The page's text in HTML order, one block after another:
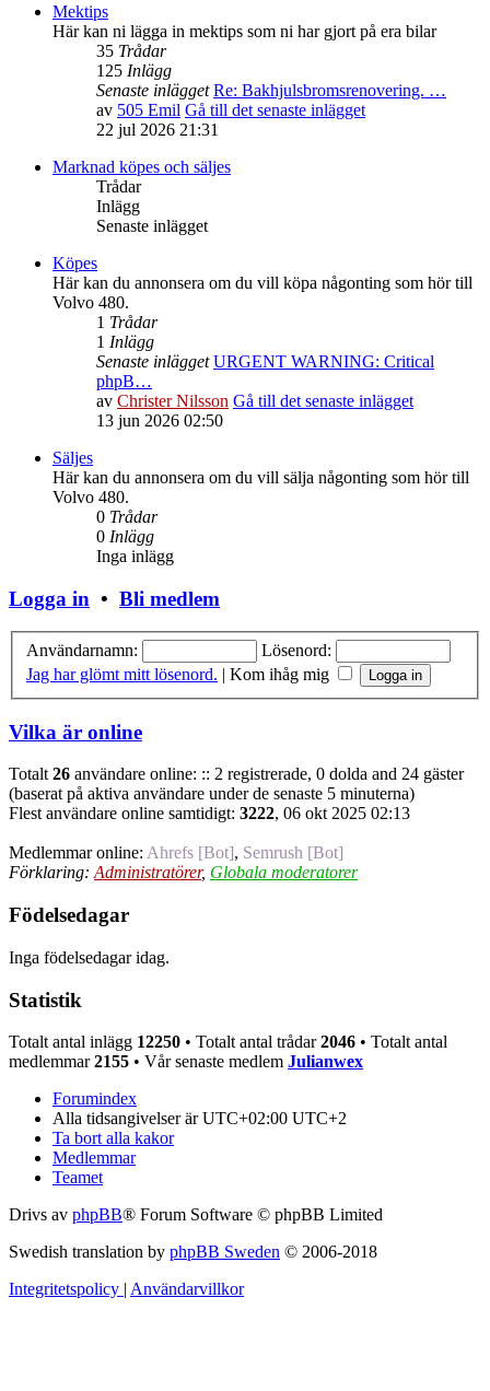
Mektips
Här kan ni lägga in mektips som ni har gjort på era bilar
35 Trådar
125 Inlägg
Senaste inlägget Re: Bakhjulsbromsrenovering. …
av 505 Emil Gå till det senaste inlägget
22 jul 2026 21:31
Marknad köpes och säljes
Trådar
Inlägg
Senaste inlägget
Köpes
Här kan du annonsera om du vill köpa någonting som hör till
Volvo 480.
1 Trådar
1 Inlägg
Senaste inlägget URGENT WARNING: Critical
phpB…
av Christer Nilsson Gå till det senaste inlägget
13 jun 2026 02:50
Säljes
Här kan du annonsera om du vill sälja någonting som hör till
Volvo 480.
0 Trådar
0 Inlägg
Inga inlägg
Logga in • Bli medlem
Användarnamn:
Lösenord:
Jag har glömt mitt lösenord. | Kom ihåg mig
Vilka är online
Totalt 26 användare online: :: 2 registrerade, 0 dolda and 24 gäster
(baserat på aktiva användare under de senaste 5 minuterna)
Flest användare online samtidigt: 3222, 06 okt 2025 02:13
Medlemmar online: Ahrefs [Bot], Semrush [Bot]
Förklaring: Administratörer, Globala moderatorer
Födelsedagar
Inga födelsedagar idag.
Statistik
Totalt antal inlägg 12250 • Totalt antal trådar2046 • Totalt antal
medlemmar2155 • Vår senaste medlem Julianwex
Forumindex
Alla tidsangivelser är UTC+02:00 UTC+2
Ta bort alla kakor
Medlemmar
Teamet
Drivs av phpBB® Forum Software © phpBB Limited
Swedish translation by phpBB Sweden © 2006-2018
Integritetspolicy | Användarvillkor